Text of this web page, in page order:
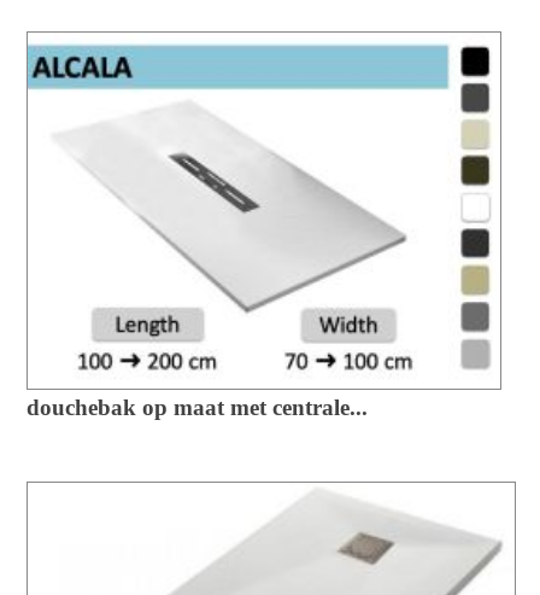
douchebak op maat met centrale...